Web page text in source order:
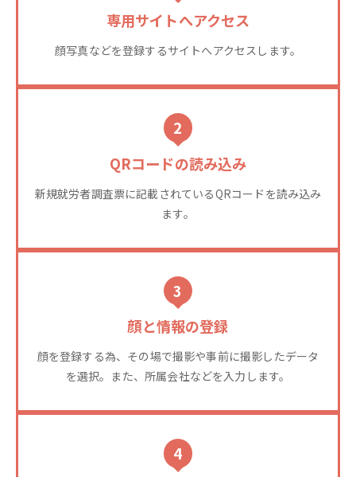
専用サイトへアクセス
顔写真などを登録するサイトへアクセスします。
2
QRコードの読み込み
新規就労者調査票に記載されているQRコードを読み込み
ます。
3
顔と情報の登録
顔を登録する為、その場で撮影や事前に撮影したデータ
を選択。また、所属会社などを入力します。
4